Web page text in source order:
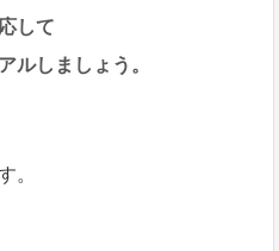
して
ルしましょう。
。